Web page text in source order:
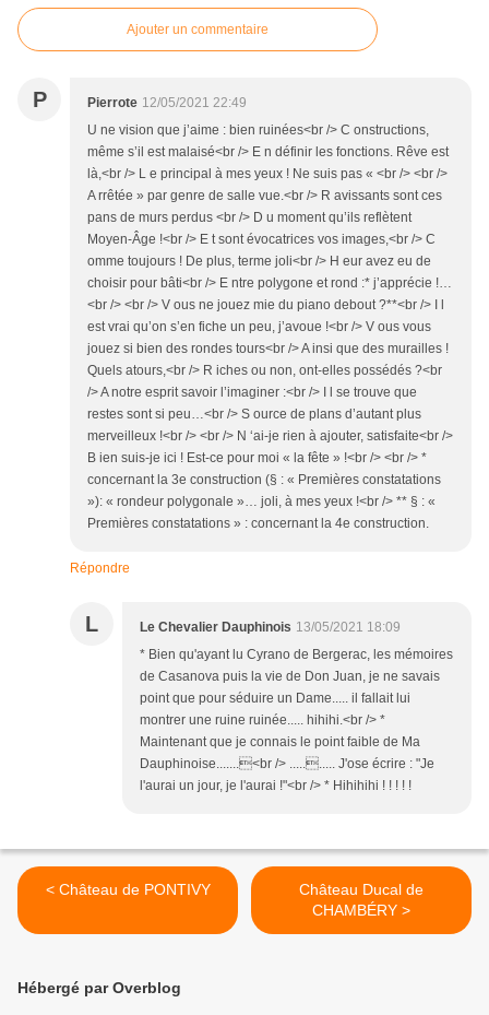
Ajouter un commentaire
P Pierrote 12/05/2021 22:49
U ne vision que j’aime : bien ruinées<br /> C onstructions,
même s’il est malaisé<br /> E n définir les fonctions. Rêve est
là,<br /> L e principal à mes yeux ! Ne suis pas « <br /> <br />
A rrêtée » par genre de salle vue.<br /> R avissants sont ces
pans de murs perdus <br /> D u moment qu’ils reflètent
Moyen-Âge !<br /> E t sont évocatrices vos images,<br /> C
omme toujours ! De plus, terme joli<br /> H eur avez eu de
choisir pour bâti<br /> E ntre polygone et rond :* j’apprécie !…
<br /> <br /> V ous ne jouez mie du piano debout ?**<br /> I l
est vrai qu’on s’en fiche un peu, j’avoue !<br /> V ous vous
jouez si bien des rondes tours<br /> A insi que des murailles !
Quels atours,<br /> R iches ou non, ont-elles possédés ?<br
/> A notre esprit savoir l’imaginer :<br /> I l se trouve que
restes sont si peu…<br /> S ource de plans d’autant plus
merveilleux !<br /> <br /> N ‘ai-je rien à ajouter, satisfaite<br />
B ien suis-je ici ! Est-ce pour moi « la fête » !<br /> <br /> *
concernant la 3e construction (§ : « Premières constatations
»): « rondeur polygonale »… joli, à mes yeux !<br /> ** § : «
Premières constatations » : concernant la 4e construction.
Répondre
L Le Chevalier Dauphinois 13/05/2021 18:09
* Bien qu'ayant lu Cyrano de Bergerac, les mémoires
de Casanova puis la vie de Don Juan, je ne savais
point que pour séduire un Dame..... il fallait lui
montrer une ruine ruinée..... hihihi.<br /> *
Maintenant que je connais le point faible de Ma
Dauphinoise.......<br /> .......... J'ose écrire : "Je
l'aurai un jour, je l'aurai !"<br /> * Hihihihi ! ! ! ! !
< Château de PONTIVY
Château Ducal de
CHAMBÉRY >
Hébergé par Overblog